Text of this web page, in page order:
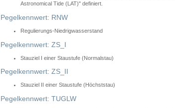
Astronomical Tide (LAT)" definiert.
Pegelkennwert: RNW
Regulierungs-Niedrigwasserstand
Pegelkennwert: ZS_I
Stauziel I einer Staustufe (Normalstau)
Pegelkennwert: ZS_II
Stauziel II einer Staustufe (Höchststau)
Pegelkennwert: TUGLW